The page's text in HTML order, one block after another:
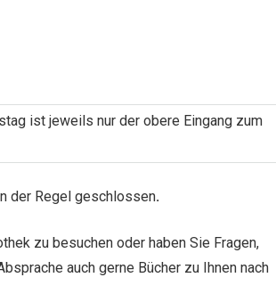
ist jeweils nur der obere Eingang zum
der Regel geschlossen.
zu besuchen oder haben Sie Fragen,
auch gerne Bücher zu Ihnen nach